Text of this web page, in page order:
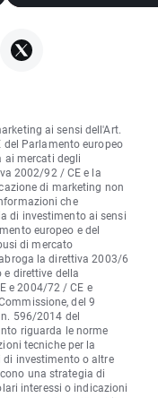
ai sensi dell'Art.
Parlamento europeo
ai mercati degli
2002/92 / CE e la
di marketing non
che
di investimento ai sensi
europeo e del
di mercato
la direttiva 2003/6
e direttive della
e 2004/72 / CE e
del 9
596/2014 del
riguarda le norme
tecniche per la
investimento o altre
una strategia di
interessi o indicazioni